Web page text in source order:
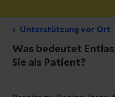
Unterstützung vor Ort
Was bedeutet
Sie als Patient?